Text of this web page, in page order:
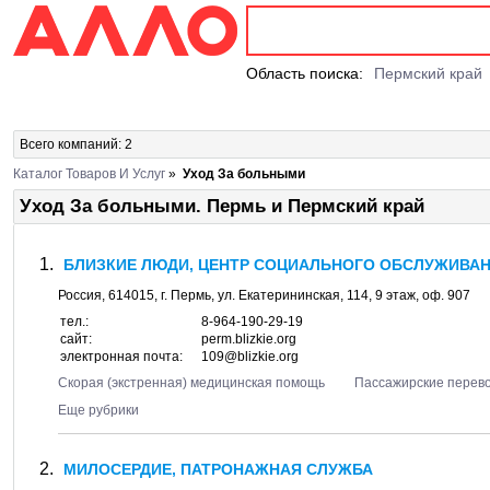
Область поиска: Пермский край
Всего компаний: 2
Каталог Товаров И Услуг » Уход За больными
Уход За больными. Пермь и Пермский край
БЛИЗКИЕ ЛЮДИ, ЦЕНТР СОЦИАЛЬНОГО
Россия, 614015, г. Пермь, ул. Екатерининская, 114, 9 этаж, оф. 907
тел.:
8-964-190-29-19
сайт:
perm.blizkie.org
электронная почта:
109@blizkie.org
Скорая (экстренная) медицинская помощь
Пассажирские
Еще рубрики
МИЛОСЕРДИЕ, ПАТРОНАЖНАЯ СЛУЖБА